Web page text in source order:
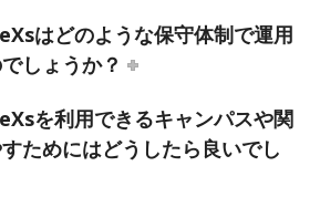
はどのような保守体制で運用
しょうか？
を利用できるキャンパスや関
ためにはどうしたら良いでし